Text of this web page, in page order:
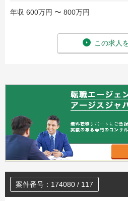
年収 600万円 〜 800万円
この求人
案件番号：174080 / 117